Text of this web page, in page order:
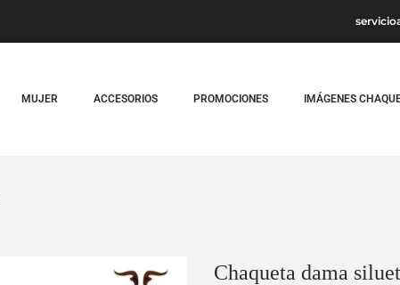
MUJER ACCESORIOS PROMOCIONES IMÁGENES
Chaqueta dama